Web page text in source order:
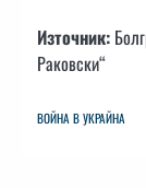
Източник:
Раковски“
ВОЙНА В УКРАЙНА